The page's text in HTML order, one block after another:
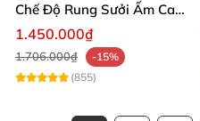
Chế Độ Rung Sưởi Ấm Cao
Cấp
1.450.000₫
1.706.000₫
-15%
(855)